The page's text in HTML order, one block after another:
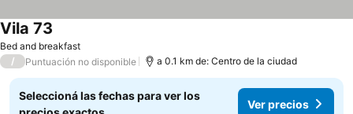
Bed and breakfast
Vila 73
/ Puntuación no disponible a 0.1 km de: Centro de la ciudad
Seleccioná las fechas para ver los
Ver precios